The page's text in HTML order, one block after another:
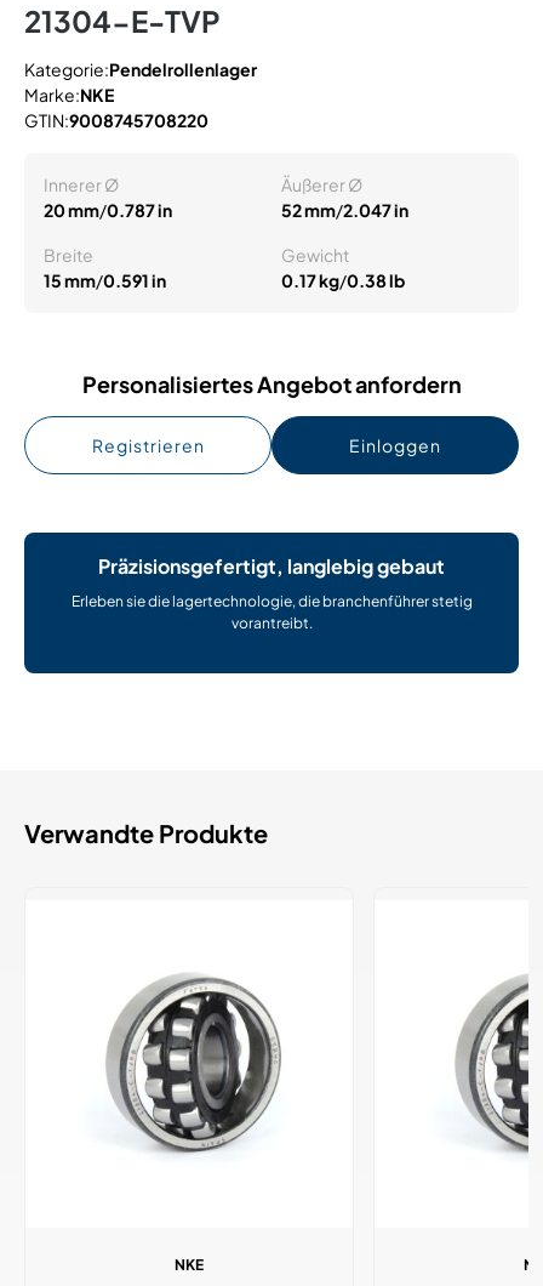
21304-E-TVP
Kategorie:Pendelrollenlager
Marke:NKE
GTIN:9008745708220
Innerer Ø
20 mm/0.787 in
Äußerer Ø
52 mm/2.047 in
Breite
15 mm/0.591 in
Gewicht
0.17 kg/0.38 lb
Personalisiertes Angebot anfordern
Registrieren Einloggen
Präzisionsgefertigt, langlebig gebaut
Erleben sie die lagertechnologie, die branchenführer stetig
vorantreibt.
Verwandte Produkte
NKE